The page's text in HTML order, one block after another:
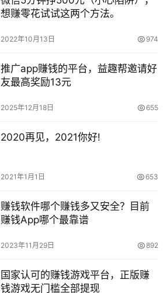
想赚零花试试这两个方法。
2022年10月13日 974
推广app赚钱的平台，益趣帮邀请好
友最高奖励13元
2025年12月18日 655
2020再见，2021你好!
2021年1月1日 653
赚钱软件哪个赚钱多又安全？目前
赚钱App哪个最靠谱
2023年11月29日 892
国家认可的赚钱游戏平台，正版赚
钱游戏无门槛全部提现